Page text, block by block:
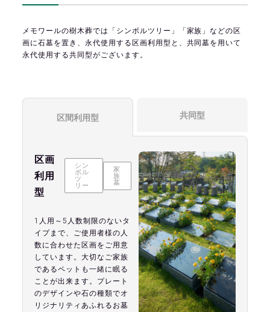
メモワールの樹木葬では「シンボルツリー」「家族」などの区
画に石墓を置き、永代使用する区画利用型と、共同墓を用いて
永代使用する共同型がございます。
区間利用型 共同型
区画
利用
型
シン
ボル
ツ
リー
家
族
墓
1人用～5人数制限のないタ
イプまで、ご使用者様の人
数に合わせた区画をご用意
しています。大切なご家族
であるペットも一緒に眠る
ことが出来ます。プレート
のデザインや石の種類でオ
リジナリティあふれるお墓